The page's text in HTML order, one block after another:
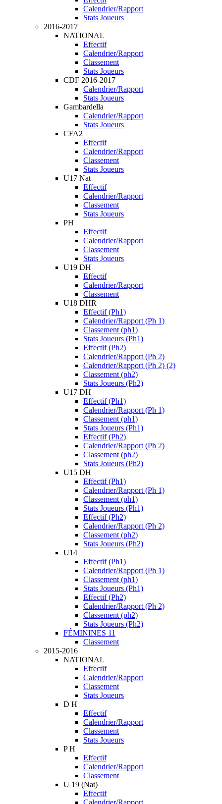
Calendrier/Rapport
Stats Joueurs
2016-2017
NATIONAL
Effectif
Calendrier/Rapport
Classement
Stats Joueurs
CDF 2016-2017
Calendrier/Rapport
Stats Joueurs
Gambardella
Calendrier/Rapport
Stats Joueurs
CFA2
Effectif
Calendrier/Rapport
Classement
Stats Joueurs
U17 Nat
Effectif
Calendrier/Rapport
Classement
Stats Joueurs
PH
Effectif
Calendrier/Rapport
Classement
Stats Joueurs
U19 DH
Effectif
Calendrier/Rapport
Classement
U18 DHR
Effectif (Ph1)
Calendrier/Rapport (Ph 1)
Classement (ph1)
Stats Joueurs (Ph1)
Effectif (Ph2)
Calendrier/Rapport (Ph 2)
Calendrier/Rapport (Ph 2) (2)
Classement (ph2)
Stats Joueurs (Ph2)
U17 DH
Effectif (Ph1)
Calendrier/Rapport (Ph 1)
Classement (ph1)
Stats Joueurs (Ph1)
Effectif (Ph2)
Calendrier/Rapport (Ph 2)
Classement (ph2)
Stats Joueurs (Ph2)
U15 DH
Effectif (Ph1)
Calendrier/Rapport (Ph 1)
Classement (ph1)
Stats Joueurs (Ph1)
Effectif (Ph2)
Calendrier/Rapport (Ph 2)
Classement (ph2)
Stats Joueurs (Ph2)
U14
Effectif (Ph1)
Calendrier/Rapport (Ph 1)
Classement (ph1)
Stats Joueurs (Ph1)
Effectif (Ph2)
Calendrier/Rapport (Ph 2)
Classement (ph2)
Stats Joueurs (Ph2)
FÉMININES 11
Classement
2015-2016
NATIONAL
Effectif
Calendrier/Rapport
Classement
Stats Joueurs
D H
Effectif
Calendrier/Rapport
Classement
Stats Joueurs
P H
Effectif
Calendrier/Rapport
Classement
U 19 (Nat)
Effectif
Calendrier/Rapport